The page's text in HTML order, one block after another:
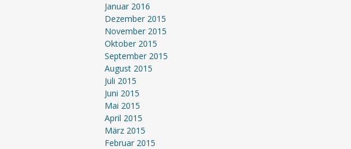
Januar 2016
Dezember 2015
November 2015
Oktober 2015
September 2015
August 2015
Juli 2015
Juni 2015
Mai 2015
April 2015
März 2015
Februar 2015